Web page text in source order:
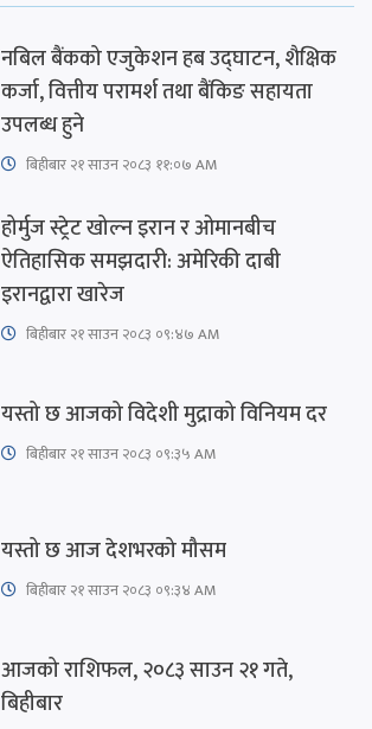
नबिल बैंकको एजुकेशन हब उद्घाटन, शैक्षिक
कर्जा, वित्तीय परामर्श तथा बैंकिङ सहायता
उपलब्ध हुने
बिहीबार २१ साउन २०८३ ११:०७ AM
होर्मुज स्ट्रेट खोल्न इरान र ओमानबीच
ऐतिहासिक समझदारी: अमेरिकी दाबी
इरानद्वारा खारेज
बिहीबार २१ साउन २०८३ ०९:४७ AM
यस्तो छ आजको विदेशी मुद्राको विनियम दर
बिहीबार २१ साउन २०८३ ०९:३५ AM
यस्तो छ आज देशभरको मौसम
बिहीबार २१ साउन २०८३ ०९:३४ AM
आजको राशिफल, २०८३ साउन २१ गते,
बिहीबार